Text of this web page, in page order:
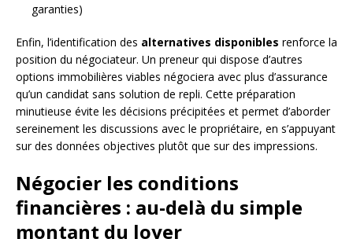
garanties)
Enfin, l’identification des alternatives disponibles renforce la
position du négociateur. Un preneur qui dispose d’autres
options immobilières viables négociera avec plus d’assurance
qu’un candidat sans solution de repli. Cette préparation
minutieuse évite les décisions précipitées et permet d’aborder
sereinement les discussions avec le propriétaire, en s’appuyant
sur des données objectives plutôt que sur des impressions.
Négocier les conditions
financières : au-delà du simple
montant du loyer